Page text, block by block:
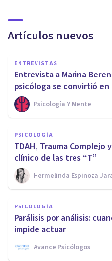
Artículos nuevos
ENTREVISTAS
Entrevista a Marina
psicóloga se convirtió
Psicología Y Mente
PSICOLOGÍA
TDAH, Trauma Complejo
clínico de las tres “T”
Hermelinda Espinoza
PSICOLOGÍA
Parálisis por análisis:
impide actuar
Avance Psicólogos